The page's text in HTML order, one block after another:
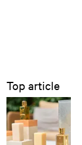
Top article